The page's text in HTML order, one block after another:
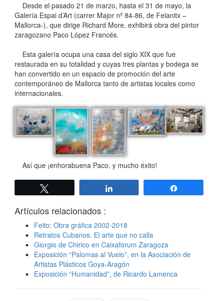
Desde el pasado 21 de marzo, hasta el 31 de mayo, la
Galería Espai d’Art (carrer Major nº 84-86, de Felanitx –
Mallorca-), que dirige Richard More, exhibirá obra del pintor
zaragozano Paco López Francés.
Esta galería ocupa una casa del siglo XIX que fue
restaurada en su totalidad y cuyas tres plantas y bodega se
han convertido en un espacio de promoción del arte
contemporáneo de Mallorca tanto de artistas locales como
internacionales.
Así que ¡enhorabuena Paco, y mucho éxito!
Artículos relacionados :
Feito: Obra gráfica 2002-2018
Retratos Cubanos. El arte que no calla
Giorgio de Chirico en Caixaforum Zaragoza
Exposición “Palomas al Vuelo”, en la Asociación de
Artistas Plásticos Goya-Aragón
Exposición “Humanidad”, de Ricardo Lamenca